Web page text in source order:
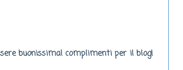
buonissima! complimenti per il blog!